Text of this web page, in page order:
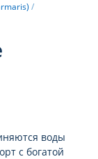
/
воды
с богатой